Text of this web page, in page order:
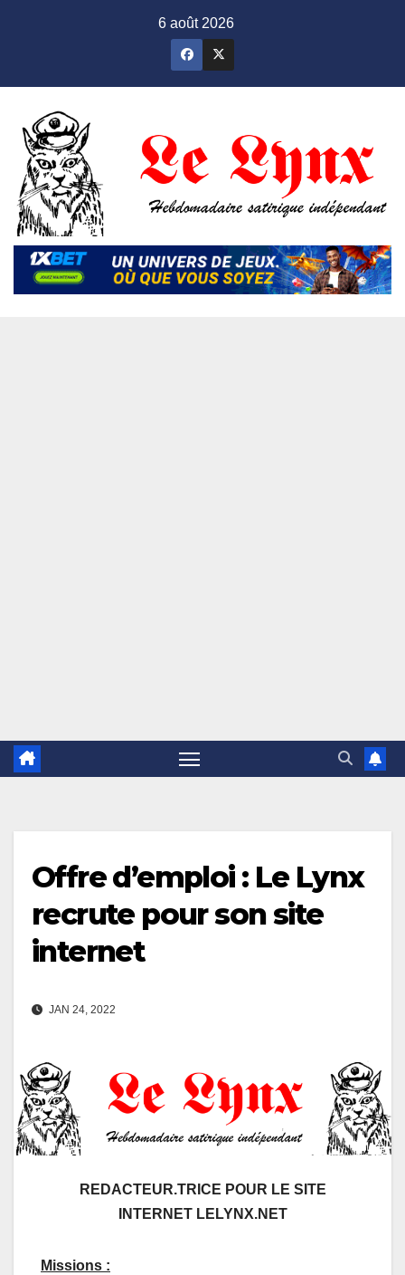
6 août 2026
Offre d’emploi : Le Lynx
recrute pour son site
internet
JAN 24, 2022
REDACTEUR.TRICE POUR LE SITE
INTERNET LELYNX.NET
Missions :